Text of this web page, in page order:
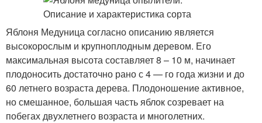
Яблоня Медуница согласно описанию является
высокорослым и крупноплодным деревом. Его
максимальная высота составляет 8 – 10 м, начинает
плодоносить достаточно рано с 4 — го года жизни и до
60 летнего возраста дерева. Плодоношение активное,
но смешанное, большая часть яблок созревает на
побегах двухлетнего возраста и многолетних.